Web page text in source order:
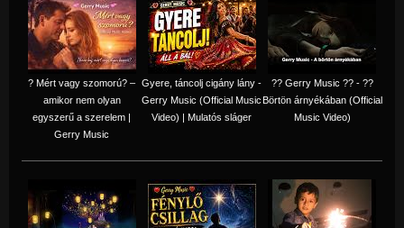
? Mért vagy szomorú? –
amikor nem olyan
egyszerű a szerelem |
Gerry Music
Gyere, táncolj cigány lány -
Gerry Music (Official Music
Video) | Mulatós sláger
?? Gerry Music ?? - ??
Börtön árnyékában (Official
Music Video)